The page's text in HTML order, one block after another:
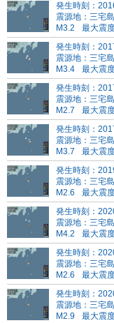
発生時刻：
震源地：三宅
M3.2
最大震
発生時刻：
震源地：三宅
M3.4
最大震
発生時刻：
震源地：三宅
M2.7
最大震
発生時刻：
震源地：三宅
M3.7
最大震
発生時刻：
震源地：三宅
M2.6
最大震
発生時刻：
震源地：三宅
M4.2
最大震
発生時刻：
震源地：三宅
M2.6
最大震
発生時刻：
震源地：三宅
M2.9
最大震